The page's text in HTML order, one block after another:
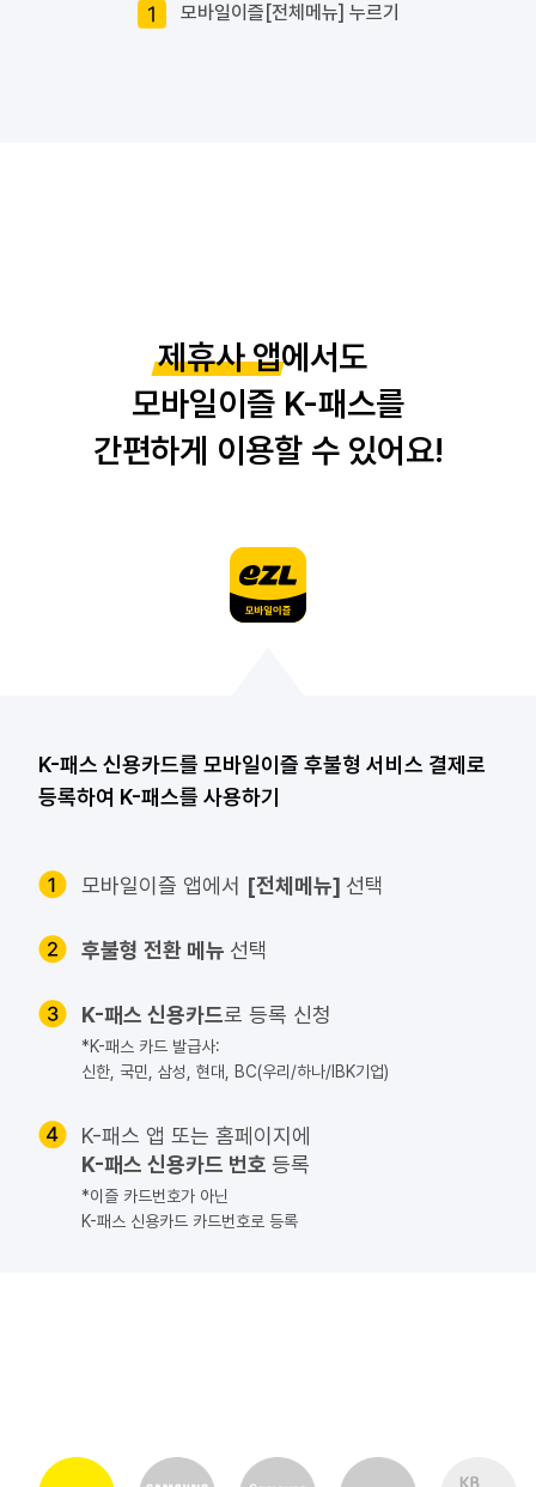
모바일이즐[전체메뉴] 누르기
제휴사 앱 에서도
모바일이즐 K-패스를
간편하게 이용할 수 있어요!
K-패스 신용카드를 모바일이즐 후불형 서비스 결제로
등록하여 K-패스를 사용하기
모바일이즐 앱에서 [전체메뉴] 선택
후불형 전환 메뉴 선택
K-패스 신용카드로 등록 신청
*K-패스 카드 발급사:
신한, 국민, 삼성, 현대, BC(우리/하나/IBK기업)
K-패스 앱 또는 홈페이지에
K-패스 신용카드 번호 등록
*이즐 카드번호가 아닌
K-패스 신용카드 카드번호로 등록